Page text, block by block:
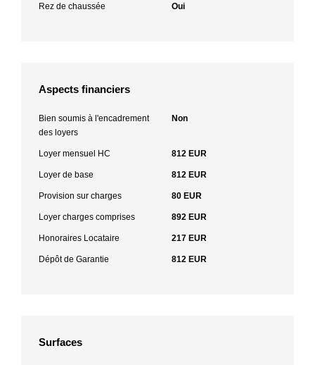
Rez de chaussée Oui
Aspects financiers
Bien soumis à l'encadrement
des loyers
Non
Loyer mensuel HC 812 EUR
Loyer de base 812 EUR
Provision sur charges 80 EUR
Loyer charges comprises 892 EUR
Honoraires Locataire 217 EUR
Dépôt de Garantie 812 EUR
Surfaces